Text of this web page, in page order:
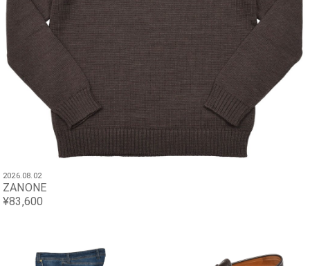
2026.08.02
ZANONE
¥83,600